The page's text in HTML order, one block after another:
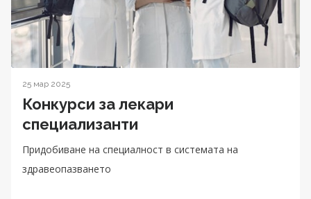
25 мар 2025
Конкурси за лекари
специализанти
Придобиване на специалност в системата на
здравеопазването